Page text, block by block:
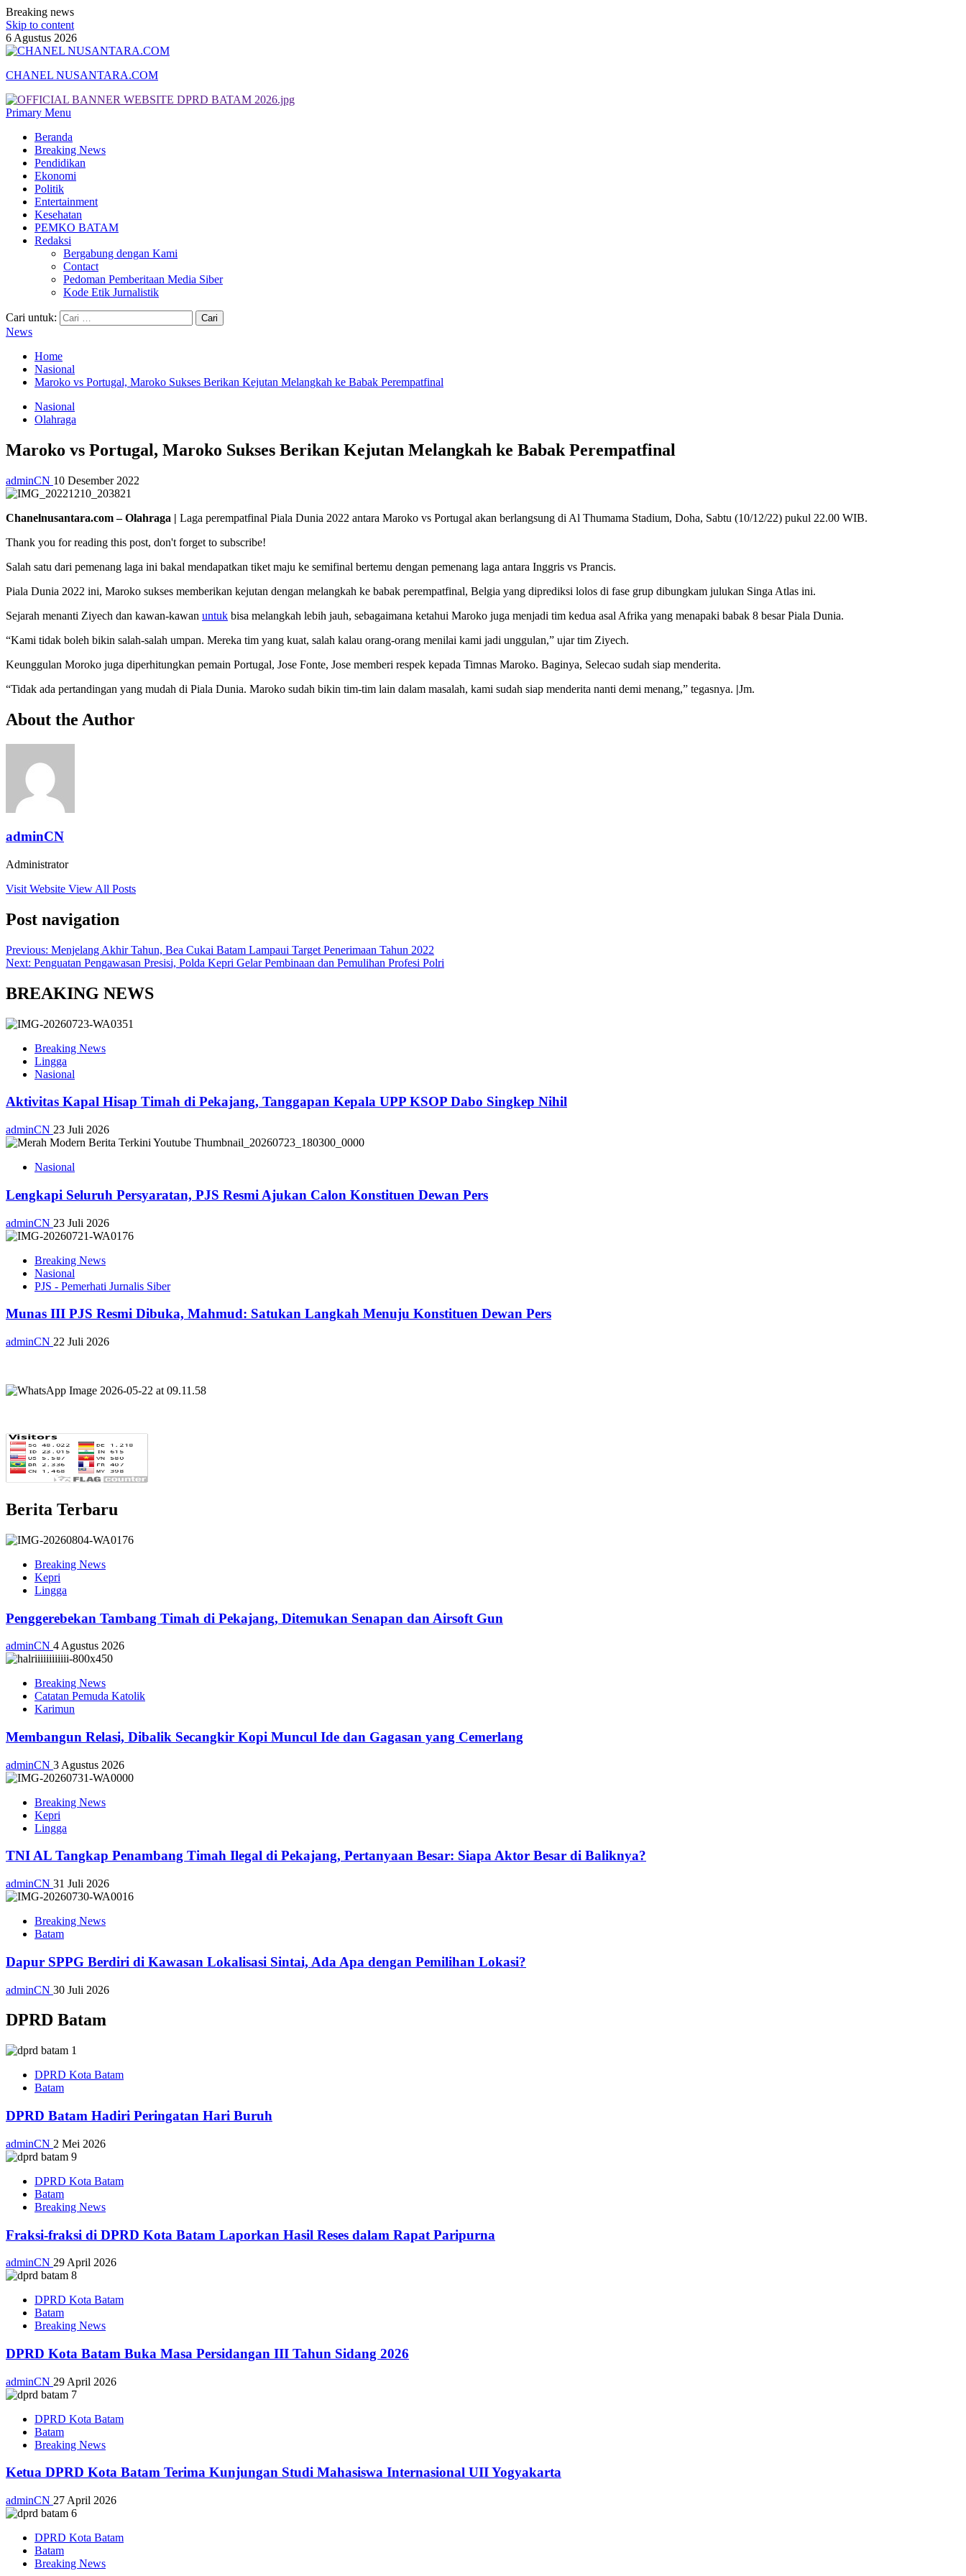
Breaking news
Skip to content
6 Agustus 2026
CHANEL NUSANTARA.COM
Primary Menu
Beranda
Breaking News
Pendidikan
Ekonomi
Politik
Entertainment
Kesehatan
PEMKO BATAM
Redaksi
Bergabung dengan Kami
Contact
Pedoman Pemberitaan Media Siber
Kode Etik Jurnalistik
Cari untuk:
News
Home
Nasional
Maroko vs Portugal, Maroko Sukses Berikan Kejutan Melangkah ke Babak Perempatfinal
Nasional
Olahraga
Maroko vs Portugal, Maroko Sukses Berikan Kejutan Melangkah ke Babak Perempatfinal
adminCN 10 Desember 2022
Chanelnusantara.com – Olahraga | Laga perempatfinal Piala Dunia 2022 antara Maroko vs Portugal akan berlangsung di Al Thumama Stadium, Doha, Sabtu (10/12/22) pukul 22.00 WIB.
Thank you for reading this post, don't forget to subscribe!
Salah satu dari pemenang laga ini bakal mendapatkan tiket maju ke semifinal bertemu dengan pemenang laga antara Inggris vs Prancis.
Piala Dunia 2022 ini, Maroko sukses memberikan kejutan dengan melangkah ke babak perempatfinal, Belgia yang diprediksi lolos di fase grup dibungkam julukan Singa Atlas ini.
Sejarah menanti Ziyech dan kawan-kawan untuk bisa melangkah lebih jauh, sebagaimana ketahui Maroko juga menjadi tim kedua asal Afrika yang menapaki babak 8 besar Piala Dunia.
“Kami tidak boleh bikin salah-salah umpan. Mereka tim yang kuat, salah kalau orang-orang menilai kami jadi unggulan,” ujar tim Ziyech.
Keunggulan Moroko juga diperhitungkan pemain Portugal, Jose Fonte, Jose memberi respek kepada Timnas Maroko. Baginya, Selecao sudah siap menderita.
“Tidak ada pertandingan yang mudah di Piala Dunia. Maroko sudah bikin tim-tim lain dalam masalah, kami sudah siap menderita nanti demi menang,” tegasnya. |Jm.
About the Author
adminCN
Administrator
Visit Website View All Posts
Post navigation
Previous: Menjelang Akhir Tahun, Bea Cukai Batam Lampaui Target Penerimaan Tahun 2022
Next: Penguatan Pengawasan Presisi, Polda Kepri Gelar Pembinaan dan Pemulihan Profesi Polri
BREAKING NEWS
Breaking News
Lingga
Nasional
Aktivitas Kapal Hisap Timah di Pekajang, Tanggapan Kepala UPP KSOP Dabo Singkep Nihil
adminCN 23 Juli 2026
Nasional
Lengkapi Seluruh Persyaratan, PJS Resmi Ajukan Calon Konstituen Dewan Pers
adminCN 23 Juli 2026
Breaking News
Nasional
PJS - Pemerhati Jurnalis Siber
Munas III PJS Resmi Dibuka, Mahmud: Satukan Langkah Menuju Konstituen Dewan Pers
adminCN 22 Juli 2026
Berita Terbaru
Breaking News
Kepri
Lingga
Penggerebekan Tambang Timah di Pekajang, Ditemukan Senapan dan Airsoft Gun
adminCN 4 Agustus 2026
Breaking News
Catatan Pemuda Katolik
Karimun
Membangun Relasi, Dibalik Secangkir Kopi Muncul Ide dan Gagasan yang Cemerlang
adminCN 3 Agustus 2026
Breaking News
Kepri
Lingga
TNI AL Tangkap Penambang Timah Ilegal di Pekajang, Pertanyaan Besar: Siapa Aktor Besar di Baliknya?
adminCN 31 Juli 2026
Breaking News
Batam
Dapur SPPG Berdiri di Kawasan Lokalisasi Sintai, Ada Apa dengan Pemilihan Lokasi?
adminCN 30 Juli 2026
DPRD Batam
DPRD Kota Batam
Batam
DPRD Batam Hadiri Peringatan Hari Buruh
adminCN 2 Mei 2026
DPRD Kota Batam
Batam
Breaking News
Fraksi-fraksi di DPRD Kota Batam Laporkan Hasil Reses dalam Rapat Paripurna
adminCN 29 April 2026
DPRD Kota Batam
Batam
Breaking News
DPRD Kota Batam Buka Masa Persidangan III Tahun Sidang 2026
adminCN 29 April 2026
DPRD Kota Batam
Batam
Breaking News
Ketua DPRD Kota Batam Terima Kunjungan Studi Mahasiswa Internasional UII Yogyakarta
adminCN 27 April 2026
DPRD Kota Batam
Batam
Breaking News